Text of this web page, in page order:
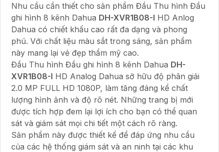
Nhu cầu cần thiết cho sản phẩm Đầu Thu hình Đầu
ghi hình 8 kênh Dahua DH-XVR1B08-I HD Anlog
Dahua có chiết khấu cao rất đa dạng và phong
phú. Với chất liệu màu sắt trong sáng, sản phẩm
này mang lại vẻ đẹp thẩm mỹ cao.
Đầu Thu hình Đầu ghi hình 8 kênh Dahua DH-
XVR1B08-I HD Analog Dahua sở hữu độ phân giải
2.0 MP FULL HD 1080P, làm tăng đáng kể chất
lượng hình ảnh và độ rõ nét. Những trang bị mới
được tích hợp đem lại lợi ích cho bạn có thể quan
sát và giám sát mọi chi tiết một cách rõ ràng.
Sản phẩm này được thiết kế để đáp ứng nhu cầu
của các hệ thống giám sát và an ninh tại các khu